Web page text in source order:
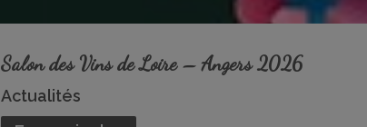
Salon des Vins de Loire – Angers 2026
Actualités